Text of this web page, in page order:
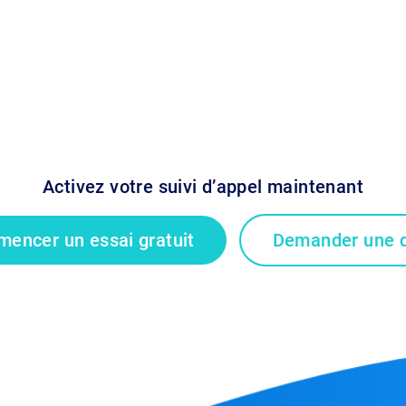
Activez votre suivi d’appel maintenant
un essai gratuit Demander une